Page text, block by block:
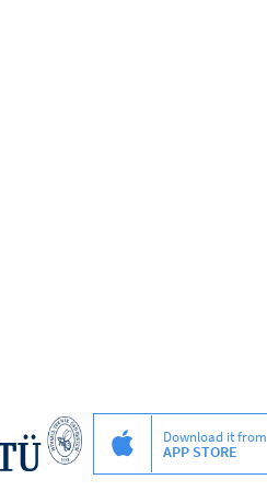
Download it from
APP STORE